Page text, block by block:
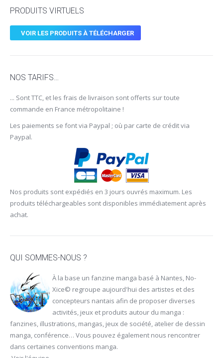
PRODUITS VIRTUELS
VOIR LES PRODUITS À TÉLÉCHARGER
NOS TARIFS…
... Sont TTC, et les frais de livraison sont offerts sur toute
commande en France métropolitaine !
Les paiements se font via Paypal ; où par carte de crédit via
Paypal.
Nos produits sont expédiés en 3 jours ouvrés maximum. Les
produits téléchargeables sont disponibles immédiatement après
achat.
QUI SOMMES-NOUS ?
À la base un fanzine manga basé à Nantes, No-
Xice© regroupe aujourd'hui des artistes et des
concepteurs nantais afin de proposer diverses
activités, jeux et produits autour du manga :
fanzines, illustrations, mangas, jeux de société, atelier de dessin
manga, conférence… Vous pouvez également nous rencontrer
dans certaines conventions manga.